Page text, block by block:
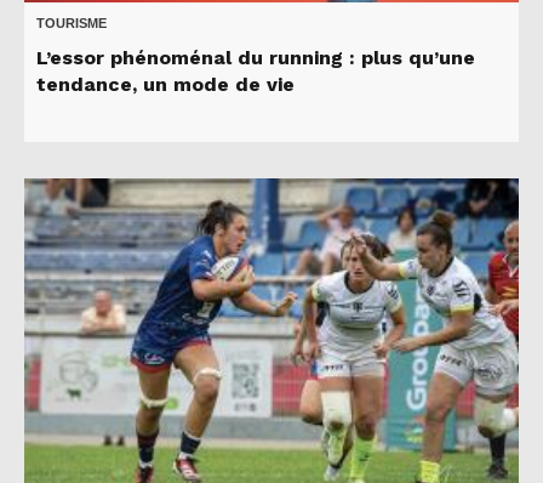
TOURISME
L’essor phénoménal du running : plus qu’une
tendance, un mode de vie